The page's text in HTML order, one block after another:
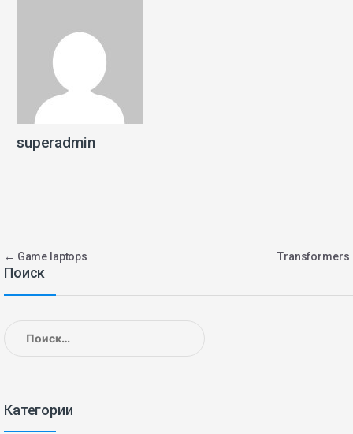
superadmin
Навигация
по
записям
← Game laptops
Поиск
Категории